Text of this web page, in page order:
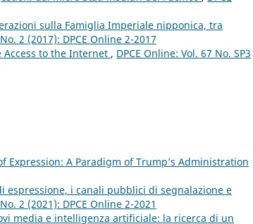
sulla Famiglia Imperiale nipponica, tra
2 (2017): DPCE Online 2-2017
to the Internet , DPCE Online: Vol. 67 No. SP3
Expression: A Paradigm of Trump’s Administration
espressione, i canali pubblici di segnalazione e
2 (2021): DPCE Online 2-2021
media e intelligenza artificiale: la ricerca di un